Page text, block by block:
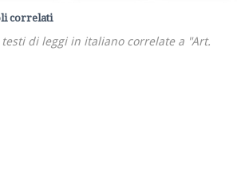
correlati
di leggi in italiano correlate a "Art.